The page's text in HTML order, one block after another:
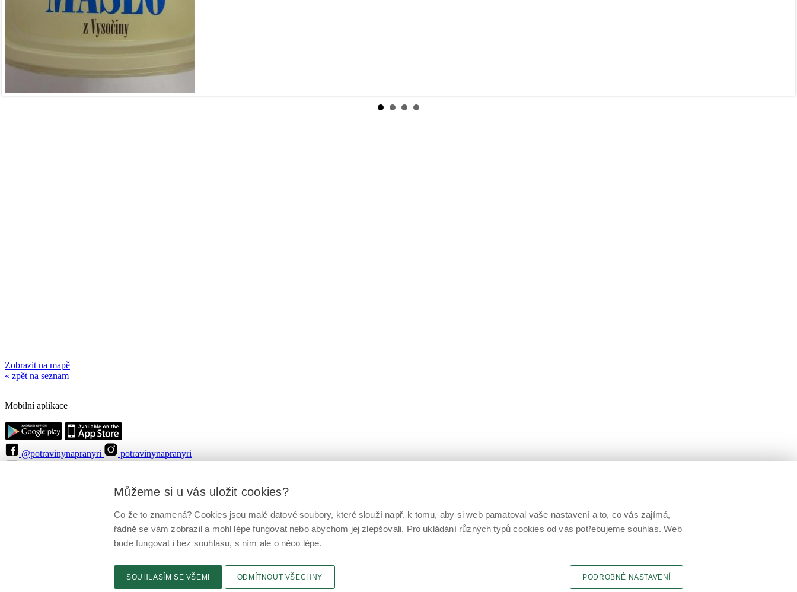
Zobrazit na mapě
« zpět na seznam
Mobilní aplikace
@potravinynapranyri
potravinynapranyri
epodatelna
szpi.gov.cz
IČO: 75014149, DIČ: CZ75014149
Nastavení cookies
Můžeme si u vás uložit cookies?
Co že to znamená? Cookies jsou malé datové soubory, které slouží např. k tomu, aby si web pamatoval vaše nastavení a to, co vás zajímá,
řádně se vám zobrazil a mohl lépe fungovat nebo abychom jej zlepšovali. Pro ukládání různých typů cookies od vás potřebujeme souhlas. Web
bude fungovat i bez souhlasu, s ním ale o něco lépe.
SOUHLASÍM SE VŠEMI ODMÍTNOUT VŠECHNY PODROBNÉ NASTAVENÍ